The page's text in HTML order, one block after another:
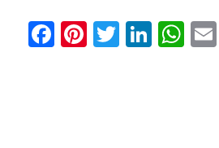
Facebook
Pinterest
Twitter